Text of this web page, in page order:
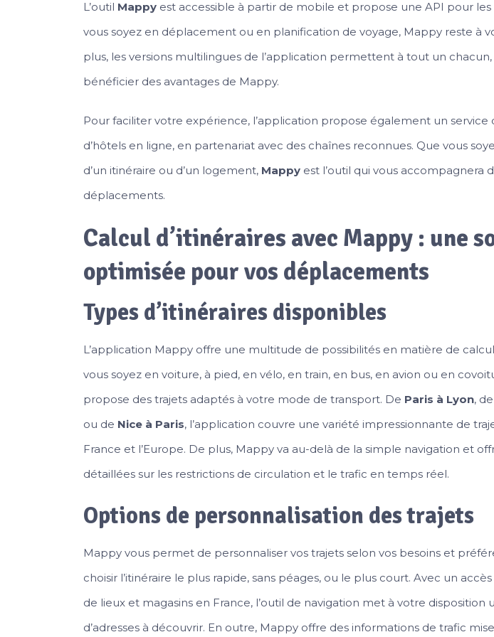
L’outil Mappy est accessible à partir de mobile et propose une API pour
vous soyez en déplacement ou en planification de voyage, Mappy reste à
plus, les versions multilingues de l’application permettent à tout un chacun,
bénéficier des avantages de Mappy.
Pour faciliter votre expérience, l’application propose également un service
d’hôtels en ligne, en partenariat avec des chaînes reconnues. Que vous
d’un itinéraire ou d’un logement, Mappy est l’outil qui vous accompagnera
déplacements.
Calcul d’itinéraires avec Mappy : une
optimisée pour vos déplacements
Types d’itinéraires disponibles
L’application Mappy offre une multitude de possibilités en matière de calcul
vous soyez en voiture, à pied, en vélo, en train, en bus, en avion ou en
propose des trajets adaptés à votre mode de transport. De Paris à Lyon, de
ou de Nice à Paris, l’application couvre une variété impressionnante de
France et l’Europe. De plus, Mappy va au-delà de la simple navigation et
détaillées sur les restrictions de circulation et le trafic en temps réel.
Options de personnalisation des trajets
Mappy vous permet de personnaliser vos trajets selon vos besoins et
choisir l’itinéraire le plus rapide, sans péages, ou le plus court. Avec un
de lieux et magasins en France, l’outil de navigation met à votre disposition
d’adresses à découvrir. En outre, Mappy offre des informations de trafic